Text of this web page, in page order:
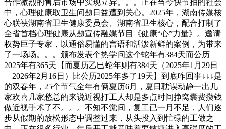
合作激烈的售后市场中实现立异。。。正在当今快节拍的社会
中，心理健康取卫生问题日益遭到关心。2025年，湖南传媒核
心联袂湖南省卫生健康委员会、湖南省卫生核心，配合打制了
全省首档心理健康从题宣传融媒节目《健康“心”力量》。邀请
权势巨子专家，以通俗易懂的言语和活泼新鲜的案例，为带来
了一场场。。。颁布发表个热学问这个蛇年有384天而公历
2025年有365天【而夏历乙巳蛇年则有384天（2025年1月29日
—2026年2月16日）比公历2025年多了19天】到底咋回事↓↓↓是
的双春年，25个节气全年有俩夏历6月，夏日耽误动静一出几
家欢喜几家愁总的来说近视打工人却是多点时间挣窝囊费攒钱
做近视手术了不。。。不知不觉间，复工已一月不足，人们逐
步从假期的放松形态中调整过来，从头投入到忙碌的工做之